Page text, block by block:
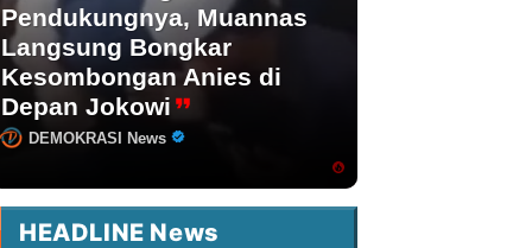
Pendukungnya, Muannas
Langsung Bongkar
Kesombongan Anies di
Depan Jokowi
DEMOKRASI News
HEADLINE News